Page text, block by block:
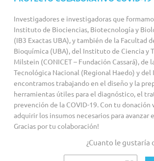
Proyectos personalizados
Investigadores e investigadoras que
Instituto de Biociencias, Biotecnología y
(IB3 Exactas UBA), y también de la Facultad
Bioquímica (UBA), del Instituto de Ciencia y
Milstein (CONICET – Fundación Cassará), de
Tecnológica Nacional (Regional Haedo) y del
encontramos trabajando en el diseño y la
herramientas útiles para el diagnóstico, el
prevención de la COVID-19. Con tu donación
adquirir los insumos necesarios para avanzar
Gracias por tu colaboración!
¿Cuanto le gustaría